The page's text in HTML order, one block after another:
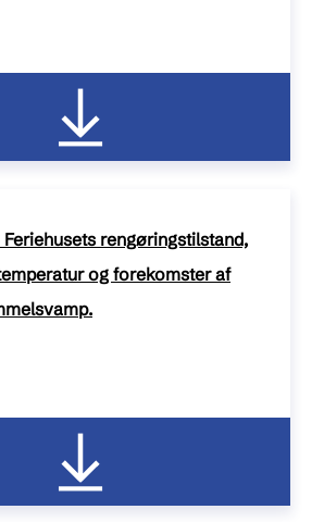
rengøringstilstand,
og forekomster af